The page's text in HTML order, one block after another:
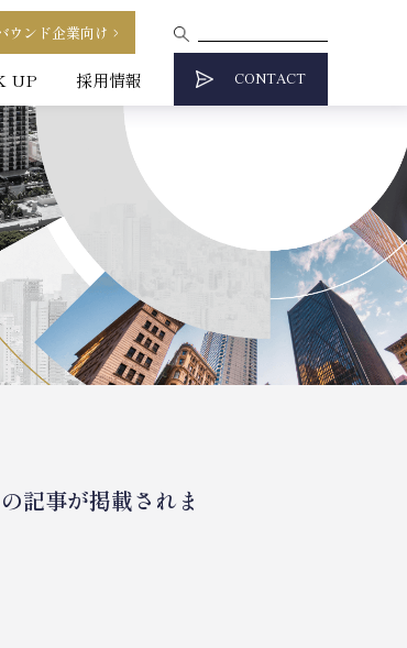
ウンド企業向け
UP 採用情報 CONTACT
記事が掲載されま